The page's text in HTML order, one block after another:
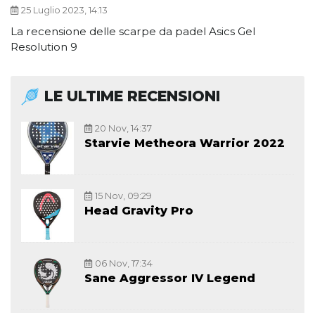
25 Luglio 2023, 14:13
La recensione delle scarpe da padel Asics Gel
Resolution 9
LE ULTIME RECENSIONI
20 Nov, 14:37
Starvie Metheora Warrior 2022
15 Nov, 09:29
Head Gravity Pro
06 Nov, 17:34
Sane Aggressor IV Legend